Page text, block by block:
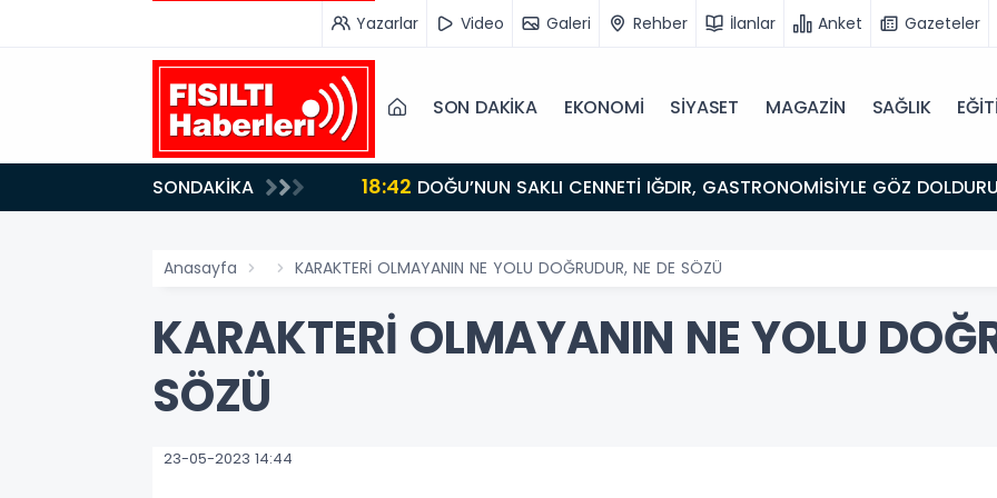
Yazarlar Video Galeri Rehber İlanlar Anket Gazeteler
SON DAKİKA EKONOMİ SİYASET MAGAZİN SAĞLIK
SONDAKİKA 18:42
KÜLTÜRÜNÜN BULUŞMA NOKTASI
Anasayfa KARAKTERİ OLMAYANIN NE YOLU DOĞRUDUR, NE DE SÖZÜ
KARAKTERİ OLMAYANIN NE YOLU
SÖZÜ
23-05-2023 14:44